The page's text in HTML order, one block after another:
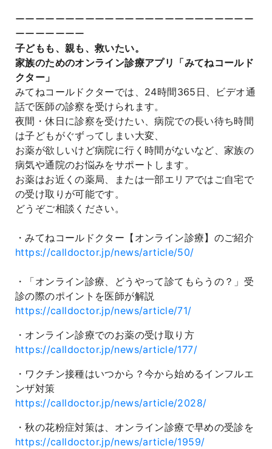
ーーーーーーーーーーーーーーーーーーーーーーーー
ーーーーーーー
子どもも、親も、救いたい。
家族のためのオンライン診療アプリ「みてねコールド
クター」
みてねコールドクターでは、24時間365日、ビデオ通
話で医師の診察を受けられます。
夜間・休日に診察を受けたい、病院での長い待ち時間
は子どもがぐずってしまい大変、
お薬が欲しいけど病院に行く時間がないなど、家族の
病気や通院のお悩みをサポートします。
お薬はお近くの薬局、または一部エリアではご自宅で
の受け取りが可能です。
どうぞご相談ください。
・みてねコールドクター【オンライン診療】のご紹介
https://calldoctor.jp/news/article/50/
・「オンライン診療、どうやって診てもらうの？」受
診の際のポイントを医師が解説
https://calldoctor.jp/news/article/71/
・オンライン診療でのお薬の受け取り方
https://calldoctor.jp/news/article/177/
・ワクチン接種はいつから？今から始めるインフルエ
ンザ対策
https://calldoctor.jp/news/article/2028/
・秋の花粉症対策は、オンライン診療で早めの受診を
https://calldoctor.jp/news/article/1959/